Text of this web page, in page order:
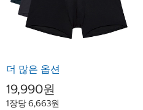
더 많은 옵션
19,990원
1장당 6,663원